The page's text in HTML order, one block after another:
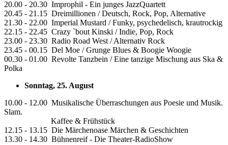
20.00 - 20.30 Improphil - Ein junges JazzQuartett
20.45 - 21.15 Dreimillionen / Deutsch, Rock, Pop, Alternative
21.30 - 22.00 Imperial Mustard / Funky, psychedelisch, krautrockig
22.15 - 22.45 Crazy `bout Kinski / Indie, Pop, Rock
23.00 - 23.30 Radio Road West / Alternativ Rock
23.45 - 00.15 Del Moe / Grunge Blues & Boogie Woogie
00.30 - 01.00 Revolte Tanzbein / Eine tanzige Mischung aus Ska &
Polka
Sonntag, 25. August
10.00 - 12.00 Musikalische Überraschungen aus Poesie und Musik.
Slam.
Kaffee & Frühstück
12.15 - 13.15 Die Märchenoase Märchen & Geschichten
13.30 - 14.30 Bühnenreif - Die Theater-RadioShow